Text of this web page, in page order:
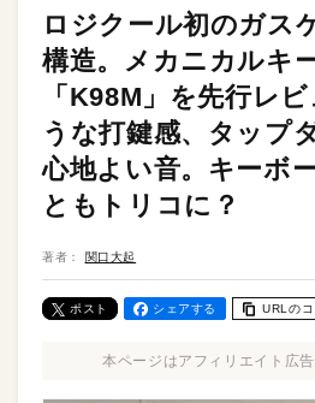
ロジクール初のガス
構造。メカニカルキ
「K98M」を先行レ
うな打鍵感、タップ
心地よい音。キーボ
ともトリコに？
著者： 関口大起
ポスト シェアする URLのコ
本ページはアフィリエイト広